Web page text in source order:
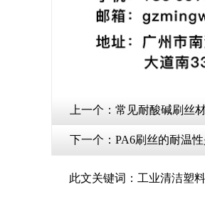
上一个： 常见耐酸碱刷丝
下一个： PA6刷丝的耐温
此文关键词：工业清洁塑